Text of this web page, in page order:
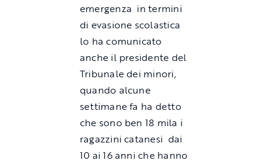
emergenza in termini
di evasione scolastica
lo ha comunicato
anche il presidente del
Tribunale dei minori,
quando alcune
settimane fa ha detto
che sono ben 18 mila i
ragazzini catanesi dai
10 ai 16 anni che hanno